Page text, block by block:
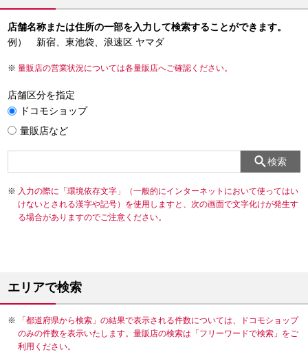
店舗名称または住所の一部を入力して検索することができます。
例） 新宿、東池袋、浪速区 ヤマダ
量販店の営業状況については各量販店へご確認ください。
店舗区分を指定
ドコモショップ
量販店など
検索
入力の際に「環境依存文字」（一般的にインターネットにおいて使ってはい
けないとされる漢字や記号）を使用しますと、次の画面で文字化けが発生す
る場合がありますのでご注意ください。
エリアで検索
「都道府県から検索」の結果で表示される件数については、ドコモショップ
のみの件数を表示いたします。量販店の検索は「フリーワードで検索」をご
利用ください。